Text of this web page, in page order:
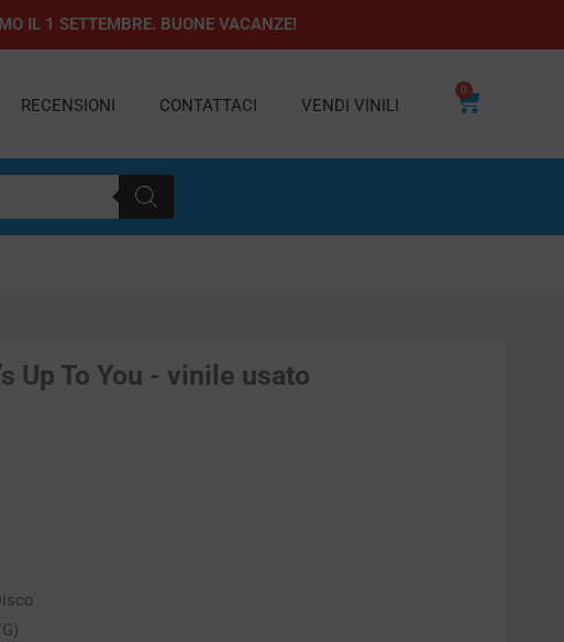
IL 1 SETTEMBRE. BUONE VACANZE!
RECENSIONI CONTATTACI VENDI VINILI
0
Carrello
Up To You - vinile usato